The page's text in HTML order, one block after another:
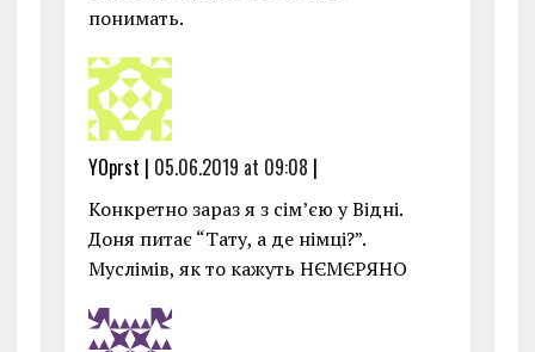
понимать.
YOprst | 05.06.2019 at 09:08 |
Конкретно зараз я з сім’єю у Відні.
Доня питає “Тату, а де німці?”.
Муслімів, як то кажуть НЄМЄРЯНО